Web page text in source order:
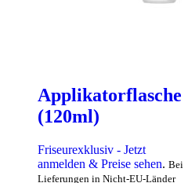
Applikatorflasche
(120ml)
Friseurexklusiv - Jetzt
anmelden & Preise sehen. Bei
Lieferungen in Nicht-EU-Länder